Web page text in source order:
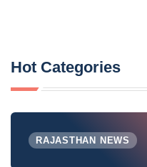
Hot Categories
RAJASTHAN NEWS